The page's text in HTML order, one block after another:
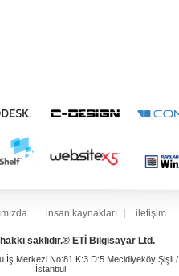
insan kaynakları iletişim
saklıdır.® ETİ Bilgisayar Ltd.
İş Merkezi No:81 K:3 D:5 Mecidiyeköy Şişli /
İstanbul